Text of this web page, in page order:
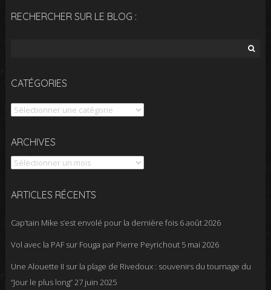
RECHERCHER SUR LE BLOG :
CATÉGORIES
Catégories
ARCHIVES
Archives
ARTICLES RÉCENTS
Cap’tain Mike s’est envolé pour la dernière fois 6 août 2026
Vol avec la PAF sur Fouga par Pierre Peyrichout 5 mai 2026
Une Alouette II sur la plage de Rivedoux : souvenirs du tournage du
“Jour le plus long”27 juin 2025